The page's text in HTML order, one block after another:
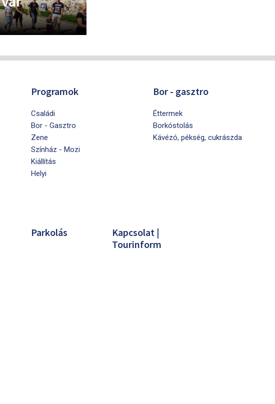
Programok
Családi
Bor - Gasztro
Zene
Színház - Mozi
Kiállítás
Helyi
Bor - gasztro
Éttermek
Borkóstolás
Kávézó, pékség, cukrászda
Parkolás
Kapcsolat |
Tourinform